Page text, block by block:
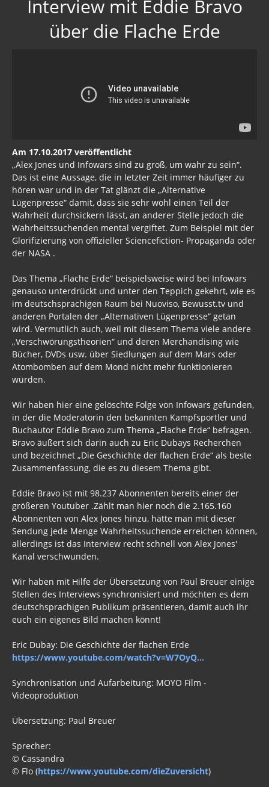
Interview mit Eddie Bravo
über die Flache Erde
Am 17.10.2017 veröffentlicht
„Alex Jones und Infowars sind zu groß, um wahr zu sein“.
Das ist eine Aussage, die in letzter Zeit immer häufiger zu
hören war und in der Tat glänzt die „Alternative
Lügenpresse“ damit, dass sie sehr wohl einen Teil der
Wahrheit durchsickern lässt, an anderer Stelle jedoch die
Wahrheitssuchenden mental vergiftet. Zum Beispiel mit der
Glorifizierung von offizieller Sciencefiction- Propaganda oder
der NASA .
Das Thema „Flache Erde“ beispielsweise wird bei Infowars
genauso unterdrückt und unter den Teppich gekehrt, wie es
im deutschsprachigen Raum bei Nuoviso, Bewusst.tv und
anderen Portalen der „Alternativen Lügenpresse“ getan
wird. Vermutlich auch, weil mit diesem Thema viele andere
„Verschwörungstheorien“ und deren Merchandising wie
Bücher, DVDs usw. über Siedlungen auf dem Mars oder
Atombomben auf dem Mond nicht mehr funktionieren
würden.
Wir haben hier eine gelöschte Folge von Infowars gefunden,
in der die Moderatorin den bekannten Kampfsportler und
Buchautor Eddie Bravo zum Thema „Flache Erde“ befragen.
Bravo äußert sich darin auch zu Eric Dubays Recherchen
und bezeichnet „Die Geschichte der flachen Erde“ als beste
Zusammenfassung, die es zu diesem Thema gibt.
Eddie Bravo ist mit 98.237 Abonnenten bereits einer der
größeren Youtuber .Zählt man hier noch die 2.165.160
Abonnenten von Alex Jones hinzu, hätte man mit dieser
Sendung jede Menge Wahrheitssuchende erreichen können,
allerdings ist das Interview recht schnell von Alex Jones'
Kanal verschwunden.
Wir haben mit Hilfe der Übersetzung von Paul Breuer einige
Stellen des Interviews synchronisiert und möchten es dem
deutschsprachigen Publikum präsentieren, damit auch ihr
euch ein eigenes Bild machen könnt!
Eric Dubay: Die Geschichte der flachen Erde
https://www.youtube.com/watch?v=W7OyQ...
Synchronisation und Aufarbeitung: MOYO Film -
Videoproduktion
Übersetzung: Paul Breuer
Sprecher:
© Cassandra
© Flo (https://www.youtube.com/dieZuversicht)